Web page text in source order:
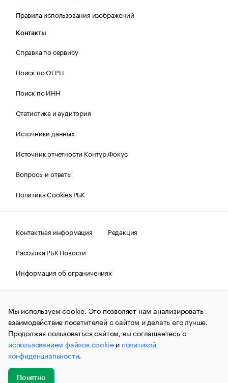
Правила использования изображений
Контакты
Справка по сервису
Поиск по ОГРН
Поиск по ИНН
Статистика и аудитория
Источники данных
Источник отчетности Контур.Фокус
Вопросы и ответы
Политика Cookies РБК
Контактная информация
Редакция
Рассылка РБК Новости
Информация об ограничениях
Правовая информация
О соблюдении авторских прав
© АО «РОСБИЗНЕСКОНСАЛТИНГ»,1995–2026.Сообщения
и материалы информационного агентства «РБК»
(зарегистрировано Федеральной службой по надзору в сфере
связи, информационных технологий и массовых
коммуникаций (Роскомнадзор) 09.12.2015 за номером ИА
№ФС77-63848) сопровождаются пометкой «РБК». Отдельные
публикации могут содержать информацию,
не предназначенную для пользователей
до 18 лет.
Мы используем cookie. Это позволяет нам анализировать
взаимодействие посетителей с сайтом и делать его лучше.
Продолжая пользоваться сайтом, вы соглашаетесь с
использованием файлов cookieи политикой
конфиденциальности.
Понятно